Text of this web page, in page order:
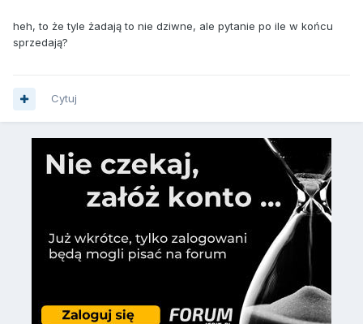
heh, to że tyle żadają to nie dziwne, ale pytanie po ile w końcu
sprzedają?
Cytuj